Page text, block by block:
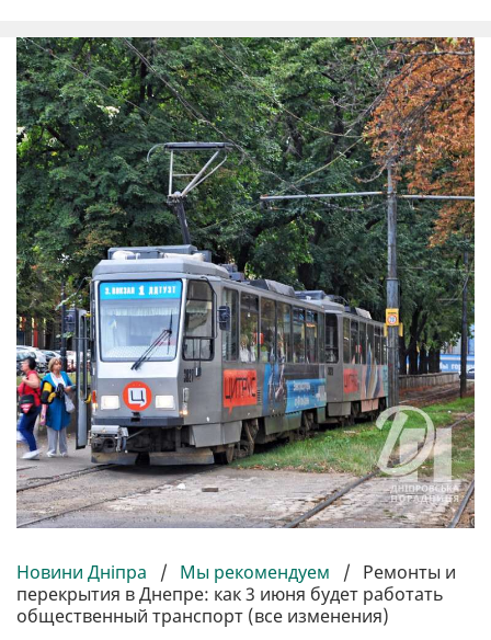
Новини Дніпра / Мы рекомендуем / Ремонты и
перекрытия в Днепре: как 3 июня будет работать
общественный транспорт (все изменения)